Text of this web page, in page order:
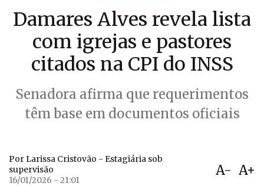
Damares Alves revela lista
com igrejas e pastores
citados na CPI do INSS
Senadora afirma que requerimentos
têm base em documentos oficiais
Por Larissa Cristovão - Estagiária sob
supervisão
16/01/2026 - 21:01
A- A+